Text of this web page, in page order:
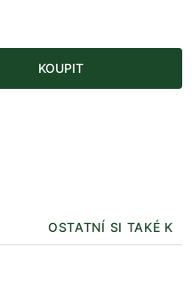
KOUPIT
OSTATNÍ SI TAKÉ